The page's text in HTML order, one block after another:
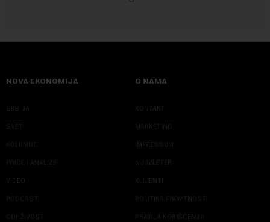
NOVA EKONOMIJA
SRBIJA
SVET
KOLUMNE
PRIČE I ANALIZE
VIDEO
PODCAST
ODRŽIVOST
O NAMA
KONTAKT
MARKETING
IMPRESSUM
NJUZLETER
KLIJENTI
POLITIKA PRIVATNOSTI
PRAVILA KORIŠĆENJA